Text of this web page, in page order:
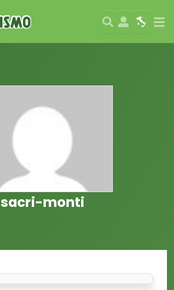
Search
User Map
sacri-monti